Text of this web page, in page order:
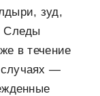
зуд,
Следы
в течение
случаях —